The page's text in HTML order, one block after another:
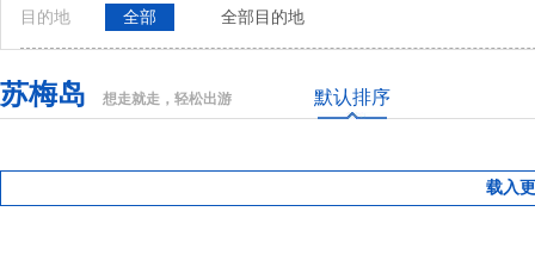
目的地 全部 全部目的地
苏梅岛 想走就走，轻松出游 默认排序
载入